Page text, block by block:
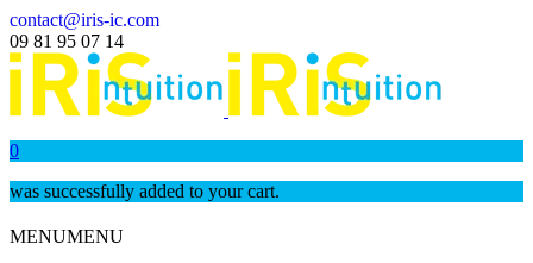
contact@iris-ic.com
09 81 95 07 14
0
was successfully added to your cart.
MENUMENU